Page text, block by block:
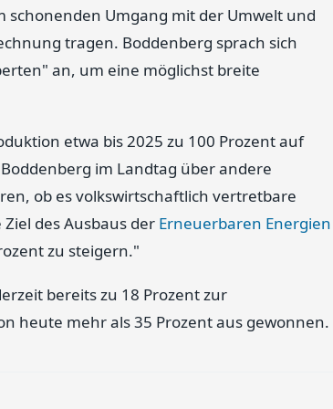
Umgang mit der Umwelt und
tragen. Boddenberg sprach sich
an, um eine möglichst breite
etwa bis 2025 zu 100 Prozent auf
im Landtag über andere
ob es volkswirtschaftlich vertretbare
des Ausbaus der Erneuerbaren Energien
zu steigern."
bereits zu 18 Prozent zur
heute mehr als 35 Prozent aus gewonnen.